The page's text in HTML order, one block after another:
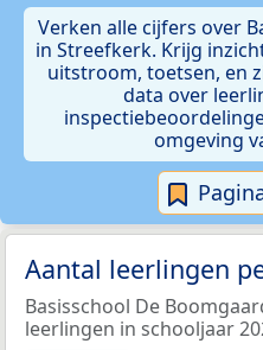
Verken alle cijfers over
in Streefkerk. Krijg
uitstroom, toetsen, en
data over
omgeving
Aantal leerlingen
Basisschool De
leerlingen in schooljaar